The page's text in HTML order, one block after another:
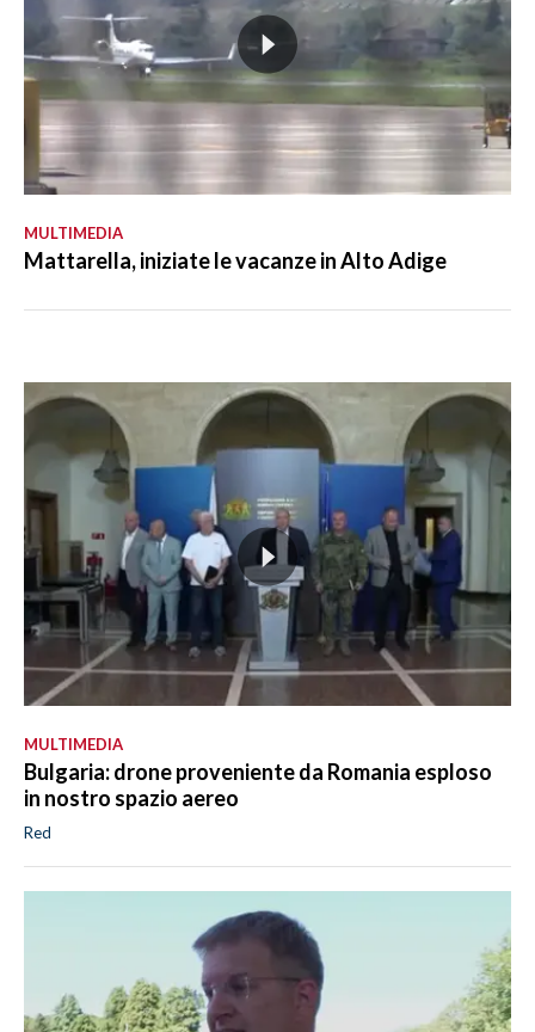
MULTIMEDIA
Mattarella, iniziate le vacanze in Alto Adige
MULTIMEDIA
Bulgaria: drone proveniente da Romania esploso
in nostro spazio aereo
Red